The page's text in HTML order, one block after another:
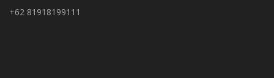
+62 81918199111